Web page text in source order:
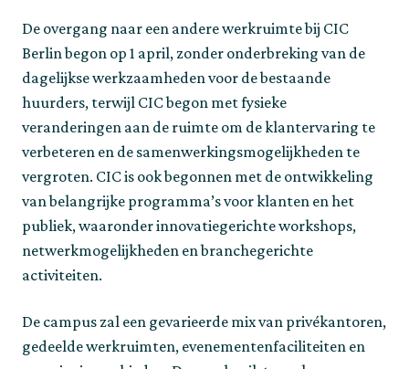
De overgang naar een andere werkruimte bij CIC
Berlin begon op 1 april, zonder onderbreking van de
dagelijkse werkzaamheden voor de bestaande
huurders, terwijl CIC begon met fysieke
veranderingen aan de ruimte om de klantervaring te
verbeteren en de samenwerkingsmogelijkheden te
vergroten. CIC is ook begonnen met de ontwikkeling
van belangrijke programma’s voor klanten en het
publiek, waaronder innovatiegerichte workshops,
netwerkmogelijkheden en branchegerichte
activiteiten.
De campus zal een gevarieerde mix van privékantoren,
gedeelde werkruimten, evenementenfaciliteiten en